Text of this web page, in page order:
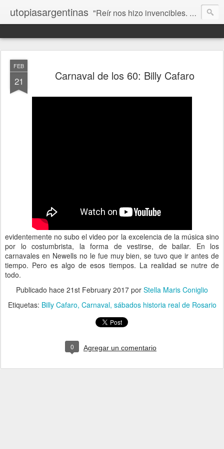
utopiasargentinas "Reír nos hizo invencibles. No como los que siempre ganan, sino como aquellos que no se rinden”. Frida Kahlo
FEB
21 Carnaval de los 60: Billy Cafaro
evidentemente no subo el video por la excelencia de la música sino
por lo costumbrista, la forma de vestirse, de bailar. En los
carnavales en Newells no le fue muy bien, se tuvo que ir antes de
tiempo. Pero es algo de esos tiempos. La realidad se nutre de
todo.
Publicado hace 21st February 2017 por Stella Maris Coniglio
Etiquetas: Billy Cafaro Carnaval sábados historia real de Rosario
0 Agregar un comentario